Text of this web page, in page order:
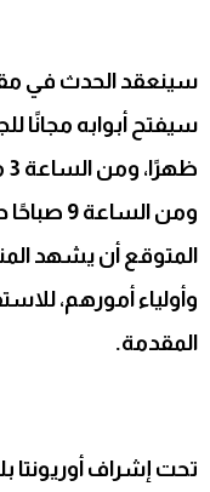
سينعقد الحدث في
المتوقع أن يشهد
وأولياء أمورهم،
المقدمة.
تحت إشراف